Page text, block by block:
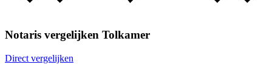
Notaris vergelijken Tolkamer
Direct vergelijken